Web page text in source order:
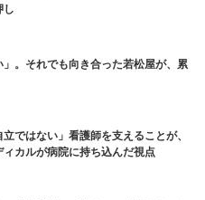
し
」。それでも向き合った若松屋が、累
ではない」看護師を支えることが、
カルが病院に持ち込んだ視点